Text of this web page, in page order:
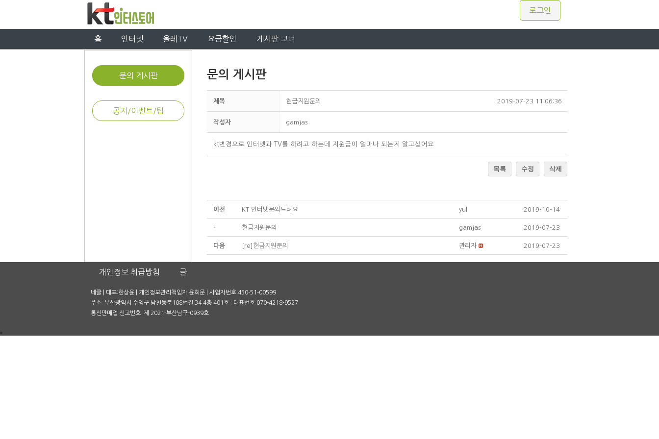
로그인
홈 인터넷 올레TV 요금할인 게시판 코너
문의 게시판
공지/이벤트/팁
문의 게시판
제목 현금지원문의 2019-07-23 11:06:36
작성자 gamjas
kt변경으로 인터넷과 TV를 하려고 하는데 지원금이 얼마나 되는지 알고싶어요
목록 수정 삭제
이전 KT 인터넷문의드려요 yul 2019-10-14
- 현금지원문의 gamjas 2019-07-23
다음 [re]현금지원문의 관리자 2019-07-23
개인정보 취급방침 글
네클 | 대표:한상윤 | 개인정보관리책임자:윤희문 | 사업자번호:450-51-00599
주소: 부산광역시 수영구 남천동로108번길 34 4층 401호 : 대표번호:070-4218-9527
통신판매업 신고번호 :제 2021-부산남구-0939호